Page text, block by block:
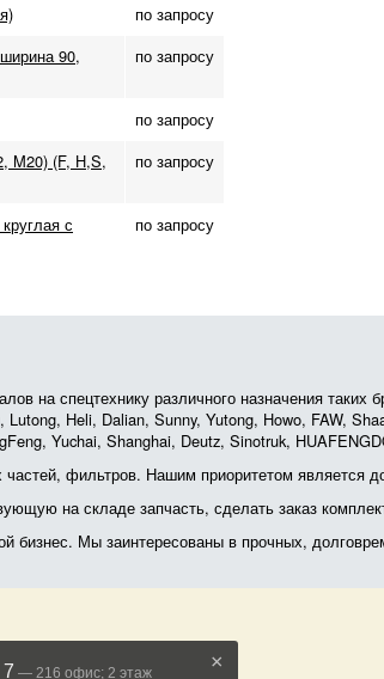
по запросу
90,
по запросу
по запросу
M20) (F, H,S,
по запросу
с
по запросу
на спецтехнику различного назначения таких
Heli, Dalian, Sunny, Yutong, Howo, FAW,
Yuchai, Shanghai, Deutz, Sinotruk,
фильтров. Нашим приоритетом является
на складе запчасть, сделать заказ
бизнес. Мы заинтересованы в прочных,